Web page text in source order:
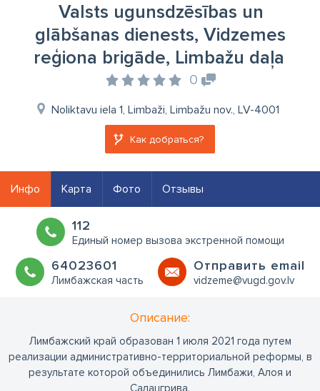
Valsts ugunsdzēsības un
glābšanas dienests, Vidzemes
reģiona brigāde, Limbažu daļa
0
Noliktavu iela 1, Limbaži, Limbažu nov., LV-4001
Как добраться?
Инфо Карта Фото Отзывы
112
Единый номер вызова экстренной помощи
64023601
Лимбажская часть
Oтправить email
vidzeme@vugd.gov.lv
Oписание:
Лимбажский край образован 1 июля 2021 года путем
реализации административно-территориальной реформы, в
результате которой объединились Лимбажи, Алоя и
Салацгрива.